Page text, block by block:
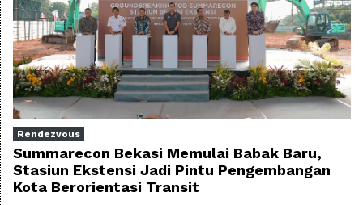
Rendezvous
Summarecon Bekasi Memulai Babak Baru,
Stasiun Ekstensi Jadi Pintu Pengembangan
Kota Berorientasi Transit